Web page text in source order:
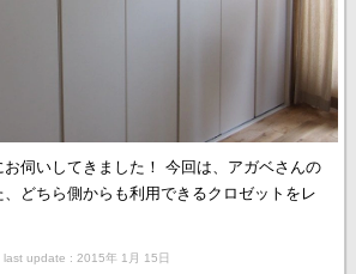
伺いしてきました！ 今回は、アガベさんの
どちら側からも利用できるクロゼットをレ
last update : 2015年 1月 15日